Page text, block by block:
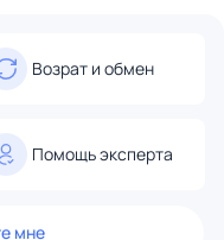
Возрат и обмен
Помощь эксперта
мне